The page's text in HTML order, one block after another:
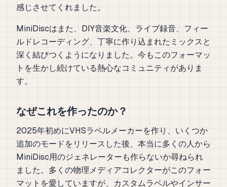
感じさせてくれました。
MiniDiscはまた、DIY音楽文化、ライブ録音、フィー
ルドレコーディング、丁寧に作り込まれたミックスと
深く結びつくようになりました。今もこのフォーマッ
トを生かし続けている熱心なコミュニティがありま
す。
なぜこれを作ったのか？
2025年初めにVHSラベルメーカーを作り、いくつか
追加のモードをリリースした後、本当に多くの人から
MiniDisc用のジェネレーターも作らないか尋ねられ
ました。多くの物理メディアコレクターがこのフォー
マットを愛していますが、カスタムラベルやインサー